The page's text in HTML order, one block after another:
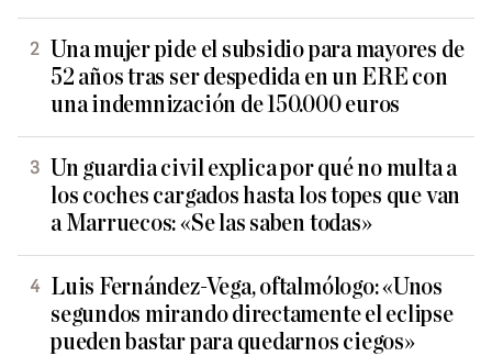
Una mujer pide el subsidio para mayores de
52 años tras ser despedida en un ERE con
una indemnización de 150.000 euros
Un guardia civil explica por qué no multa a
los coches cargados hasta los topes que van
a Marruecos: «Se las saben todas»
Luis Fernández-Vega, oftalmólogo: «Unos
segundos mirando directamente el eclipse
pueden bastar para quedarnos ciegos»